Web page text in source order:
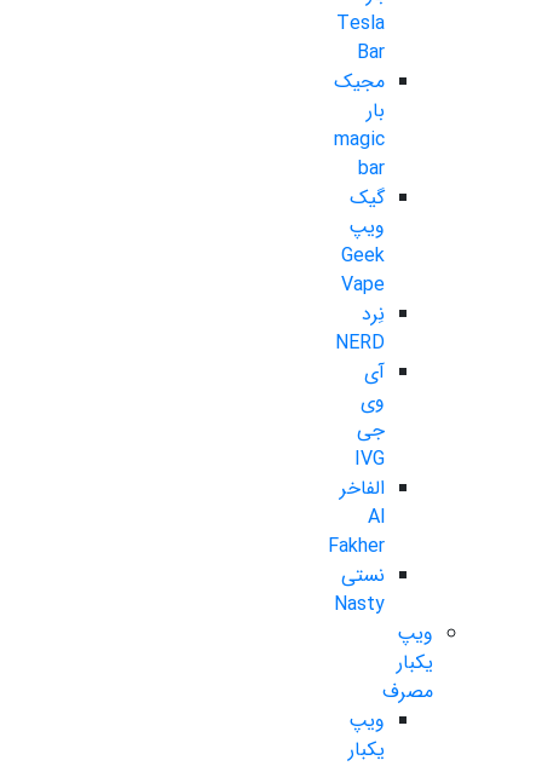
Tesla
Bar
مجیک
بار
magic
bar
گیک
ویپ
Geek
Vape
نِرد
NERD
آی
وی
جی
IVG
الفاخر
Al
Fakher
نستی
Nasty
ویپ
یکبار
مصرف
ویپ
یکبار